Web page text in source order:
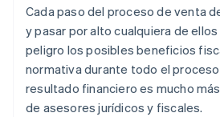
Cada paso del proceso de venta
y pasar por alto cualquiera de
peligro los posibles beneficios
normativa durante todo el
resultado financiero es mucho
de asesores jurídicos y fiscales.